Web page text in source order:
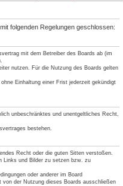
folgenden Regelungen geschlossen:
mit dem Betreiber des Boards ab (im
nutzen. Für die Nutzung des Boards gelten
Einhaltung einer Frist jederzeit gekündigt
unbeschränktes und unentgeltliches Recht,
bestehen.
Recht oder die guten Sitten verstoßen.
Links und Bilder zu setzen bzw. zu
oder anderer im Board
von der Nutzung dieses Boards ausschließen